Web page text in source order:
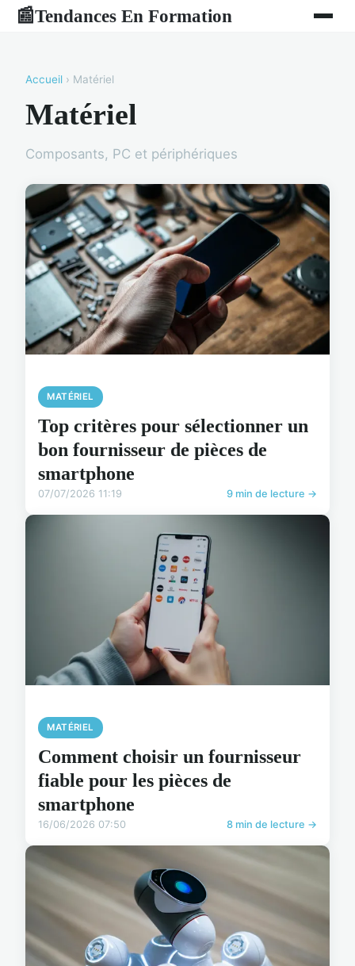
📰Tendances En Formation
Accueil › Matériel
Matériel
Composants, PC et périphériques
MATÉRIEL
Top critères pour sélectionner un
bon fournisseur de pièces de
smartphone
07/07/2026 11:19 9 min de lecture →
MATÉRIEL
Comment choisir un fournisseur
fiable pour les pièces de
smartphone
16/06/2026 07:50 8 min de lecture →